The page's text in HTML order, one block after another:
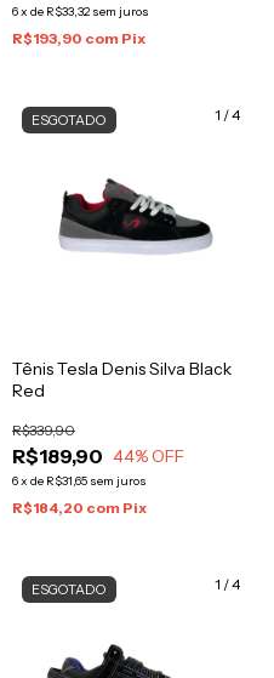
6x de R$33,32 sem juros
R$193,90 com Pix
1 /4
ESGOTADO
Tênis Tesla Denis Silva Black
Red
R$189,90
R$339,90
44% OFF
6x de R$31,65 sem juros
R$184,20 com Pix
1 /4
ESGOTADO